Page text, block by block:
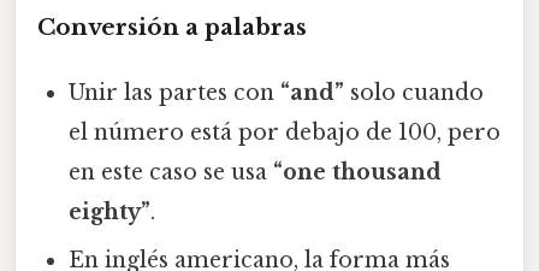
Conversión a palabras
Unir las partes con “and” solo cuando
el número está por debajo de 100, pero
en este caso se usa “one thousand
eighty”.
En inglés americano, la forma más